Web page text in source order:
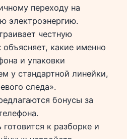
переходу на
электроэнергию.
честную
какие именно
и упаковки
у стандартной линейки,
следа».
бонусы за
готовится к разборке и